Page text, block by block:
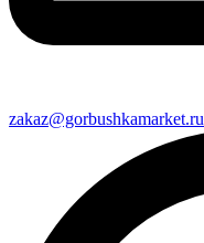
zakaz@gorbushkamarket.ru